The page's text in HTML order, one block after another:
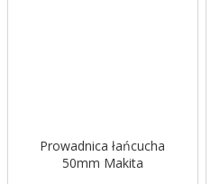
Prowadnica łańcucha
50mm Makita